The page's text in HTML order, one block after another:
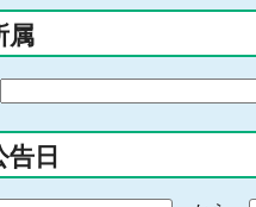
ー
入
力
属
告日